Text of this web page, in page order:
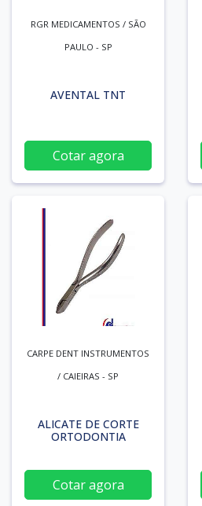
RGR MEDICAMENTOS / SÃO
PAULO - SP
AVENTAL TNT
Cotar agora
CARPE DENT INSTRUMENTOS
/ CAIEIRAS - SP
ALICATE DE CORTE
ORTODONTIA
Cotar agora